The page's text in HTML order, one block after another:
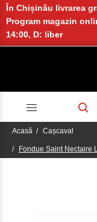
În Chișinău livrarea
Program magazin
14:00, D: liber
Acasă Cașcaval
Fondue Saint Nectaire